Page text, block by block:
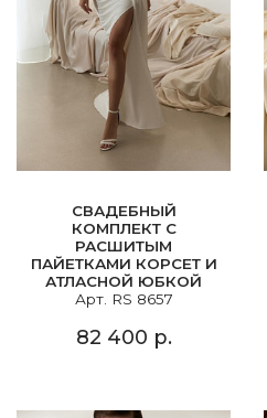
СВАДЕБНЫЙ
КОМПЛЕКТ С
РАСШИТЫМ
ПАЙЕТКАМИ КОРСЕТ И
АТЛАСНОЙ ЮБКОЙ
Арт. RS 8657
82 400 р.